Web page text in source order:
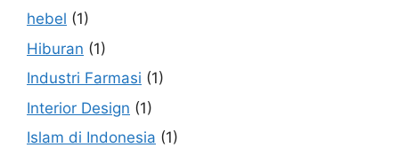
hebel (1)
Hiburan (1)
Industri Farmasi (1)
Interior Design (1)
Islam di Indonesia (1)